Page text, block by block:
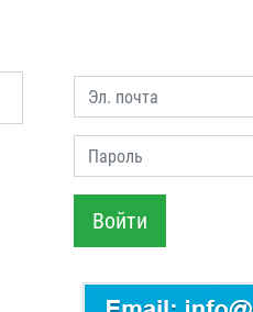
Эл. почта
Пароль
Войти